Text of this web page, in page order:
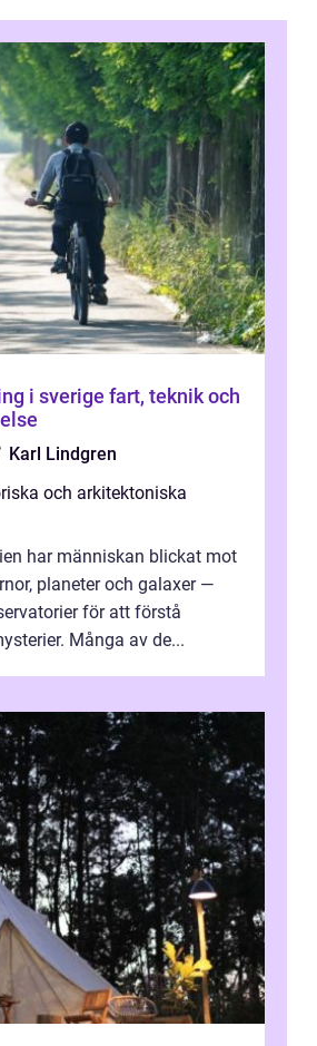
fart, teknik och
Karl Lindgren
och arkitektoniska
har människan blickat mot
planeter och galaxer —
för att förstå
Många av de...